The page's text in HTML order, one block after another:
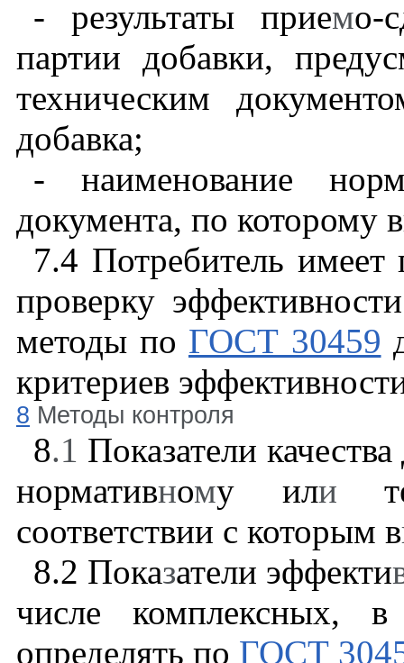
- результаты приемо-
партии добавки,
техническим
добавка;
- наименование
документа, по которому
7.4 Потребитель имеет
проверку
методы по ГОСТ 30459
критериев
8 Методы контроля
8.1 Показатели
нормативному или
соответствии с которым в
8.2 Показатели эффекти
числе комплексных,
определять по ГОСТ